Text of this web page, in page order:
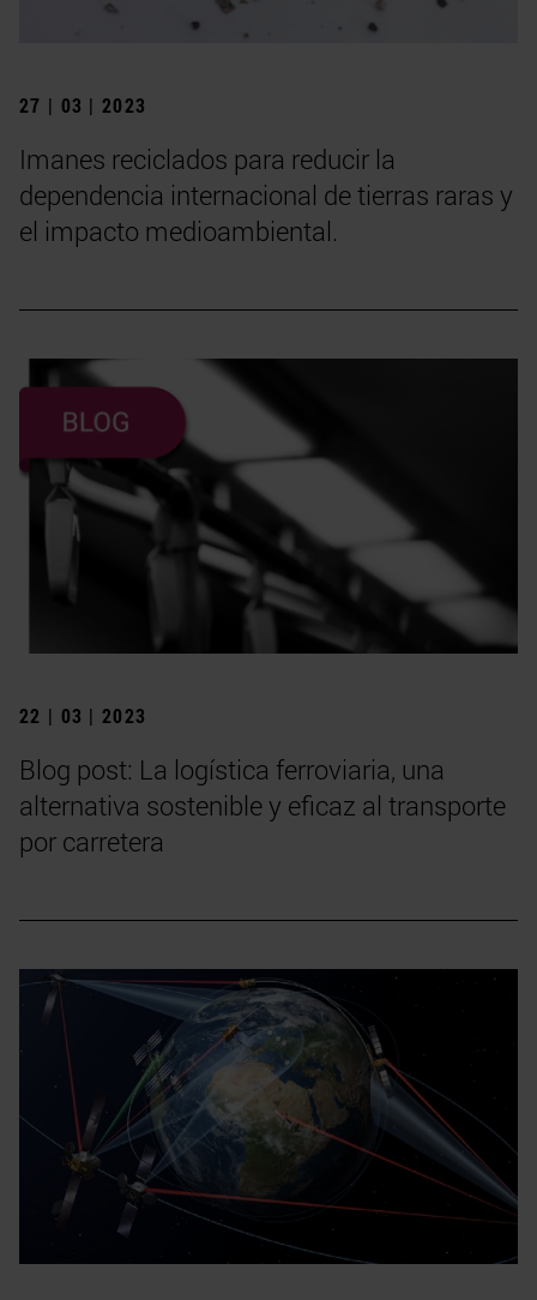
27 | 03 | 2023
Imanes reciclados para reducir la
dependencia internacional de tierras raras y
el impacto medioambiental.
22 | 03 | 2023
Blog post: La logística ferroviaria, una
alternativa sostenible y eficaz al transporte
por carretera